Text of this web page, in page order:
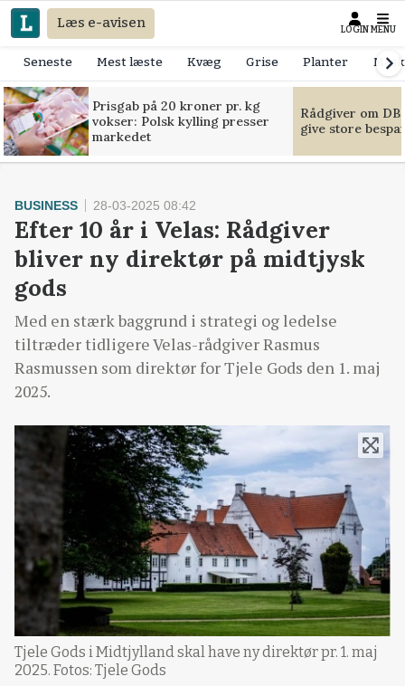
Læs e-avisen LOGIN MENU
Seneste Mest læste Kvæg Grise Planter
Prisgab på 20 kroner pr. kg
vokser: Polsk kylling presser
markedet
Rådgiver om
give store
BUSINESS 28-03-2025 08:42
Efter 10 år i Velas: Rådgiver
bliver ny direktør på midtjysk
gods
Med en stærk baggrund i strategi og ledelse
tiltræder tidligere Velas-rådgiver Rasmus
Rasmussen som direktør for Tjele Gods den 1. maj
2025.
Tjele Gods i Midtjylland skal have ny direktør pr. 1. maj
2025. Fotos: Tjele Gods